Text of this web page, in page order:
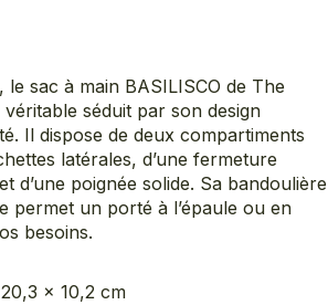
le sac à main BASILISCO de The
séduit par son design
Il dispose de deux compartiments
latérales, d’une fermeture
d’une poignée solide. Sa bandoulière
permet un porté à l’épaule ou en
besoins.
× 10,2 cm